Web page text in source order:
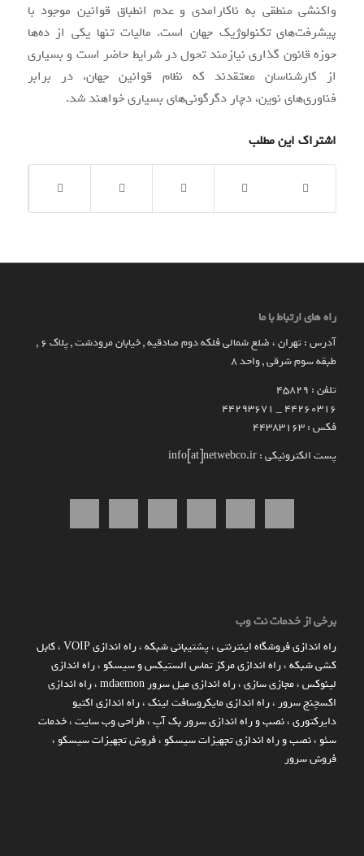
واکنشی منطقی به ناکارامدی و عدم انطباق قوانین موجود با
پیشرفت‌های تکنولوژیک جهان است. مالیات تنها یکی از ده‌ها
حوزه قانون گذاری نیازمند تحول در شرایط حاضر است و بسیاری
از کارشناسان معتقدند که نظام قوانین جهان، در برابر
فناوری‌های نوین، دچار دگرگونی‌های بسیاری خواهند شد.
اشتراک این مطلب
راه های ارتباط با ما
آدرس : تهران ، ضلع شمالی فلکه دوم صادقیه , خیابان مرودشت , پلاک ۶ ,
طبقه سوم شرقی , واحد ۸
تلفن : 45829
۴۴۲۶۰۳۱۶ _ 44293671
فکس : 44383163
پست الکترونیکی : info[at]netwebco.ir
برخی از خدمات نت وب
راه اندازي فروشگاه اينترنتي،پشتیبانی شبکه،راه اندازی VOIP ،کابل
کشی شبکه،راه اندازی مرکز تماس الستیکس و سیسکو ،راه اندازی
لینوکس،مجازی سازی،راه اندازی میل سرور mdaemon ،راه اندازی
اکسچنج سرور ،راه اندازی مایکروسافت لینک،راه اندازی اکتیو
دایرکتوری،نصب و راه اندازی سرور بک آپ،طراحی وب سایت،خدمات
سئو ،نصب و راه اندازی تجهیزات سیسکو ،فروش تجهیزات سیسکو ،
فروش سرور